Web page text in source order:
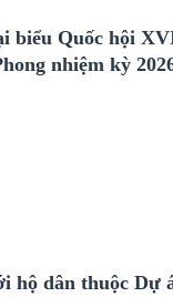
biểu Quốc hội
nhiệm kỳ
hộ dân thuộc Dự